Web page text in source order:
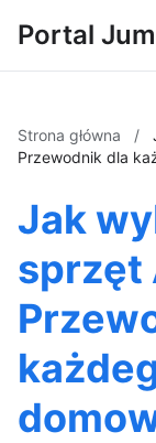
Portal
Strona główna /
Przewodnik dla
Jak
sprzęt